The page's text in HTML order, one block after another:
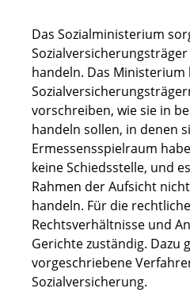
Das Sozialministerium
handeln. Das Ministerium
vorschreiben, wie sie in
handeln sollen, in denen
Ermessensspielraum
keine Schiedsstelle, und
Rahmen der Aufsicht
handeln. Für die
Rechtsverhältnisse und
Gerichte zuständig. Dazu
vorgeschriebene
Sozialversicherung.